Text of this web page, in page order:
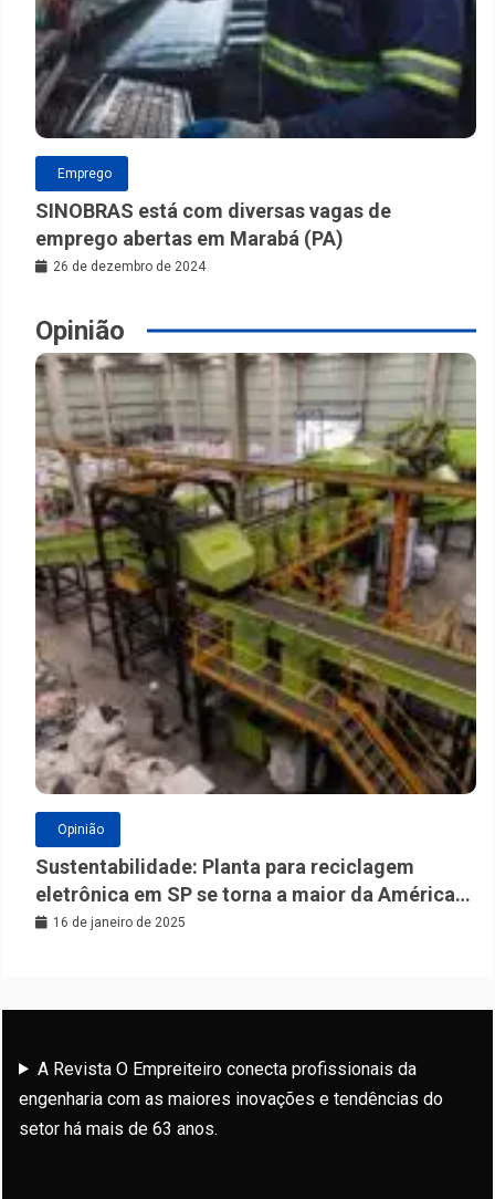
Emprego
SINOBRAS está com diversas vagas de
emprego abertas em Marabá (PA)
26 de dezembro de 2024
Opinião
Opinião
Sustentabilidade: Planta para reciclagem
eletrônica em SP se torna a maior da América
Latina
16 de janeiro de 2025
A Revista O Empreiteiro conecta profissionais da
engenharia com as maiores inovações e tendências do
setor há mais de 63 anos.